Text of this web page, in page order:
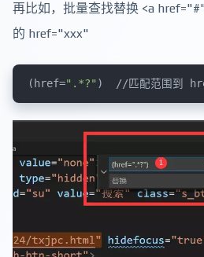
再比如，批量查找替换 <a
的 href="xxx"
(href=".*?" )  //匹配范围到